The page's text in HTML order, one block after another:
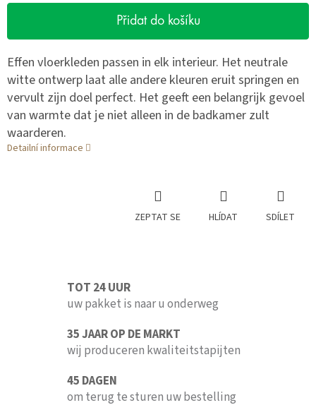
Přidat do košíku
Effen vloerkleden passen in elk interieur. Het neutrale
witte ontwerp laat alle andere kleuren eruit springen en
vervult zijn doel perfect. Het geeft een belangrijk gevoel
van warmte dat je niet alleen in de badkamer zult
waarderen.
Detailní informace
ZEPTAT SE HLÍDAT SDÍLET
TOT 24 UUR
uw pakket is naar u onderweg
35 JAAR OP DE MARKT
wij produceren kwaliteitstapijten
45 DAGEN
om terug te sturen uw bestelling